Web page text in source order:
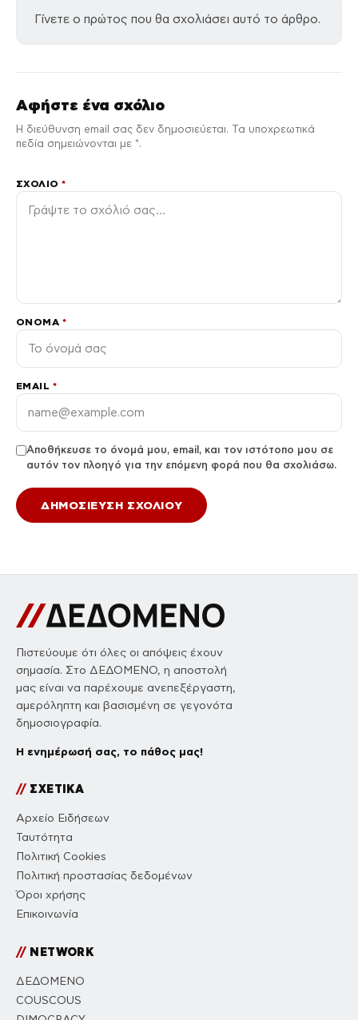
Γίνετε ο πρώτος που θα σχολιάσει αυτό το άρθρο.
Αφήστε ένα σχόλιο
Η διεύθυνση email σας δεν δημοσιεύεται. Τα υποχρεωτικά
πεδία σημειώνονται με *.
ΣΧΌΛΙΟ*
ΌΝΟΜΑ *
EMAIL *
Αποθήκευσε το όνομά μου, email, και τον ιστότοπο μου σε
αυτόν τον πλοηγό για την επόμενη φορά που θα σχολιάσω.
Πιστεύουμε ότι όλες οι απόψεις έχουν
σημασία. Στο ΔΕΔΟΜΕΝΟ, η αποστολή
μας είναι να παρέχουμε ανεπεξέργαστη,
αμερόληπτη και βασισμένη σε γεγονότα
δημοσιογραφία.
Η ενημέρωσή σας, το πάθος μας!
//ΣΧΕΤΙΚΑ
Αρχείο Ειδήσεων
Ταυτότητα
Πολιτική Cookies
Πολιτική προστασίας δεδομένων
Όροι χρήσης
Επικοινωνία
//NETWORK
ΔΕΔΟΜΕΝΟ
COUSCOUS